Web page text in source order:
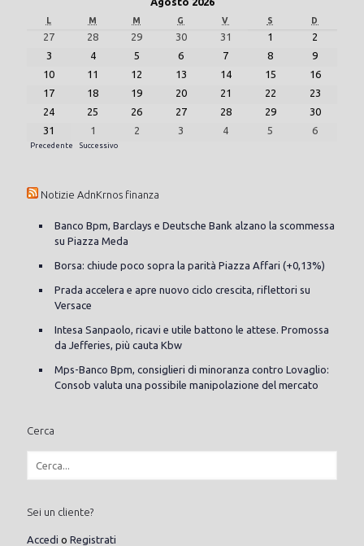
L M M G V S D
27 28 29 30 31 1
2
3
4 5 6 7 8
9
10
11 12 13 14 15
16
17
18 19 20 21 22
23
24
25 26 27 28 29
30
31
1 2 3 4 5 6
Precedente Successivo
Notizie AdnKrnos finanza
Banco Bpm, Barclays e Deutsche Bank alzano la scommessa
su Piazza Meda
Borsa: chiude poco sopra la parità Piazza Affari (+0,13%)
Prada accelera e apre nuovo ciclo crescita, riflettori su
Versace
Intesa Sanpaolo, ricavi e utile battono le attese. Promossa
da Jefferies, più cauta Kbw
Mps-Banco Bpm, consiglieri di minoranza contro Lovaglio:
Consob valuta una possibile manipolazione del mercato
Cerca
Sei un cliente?
Accedi o Registrati